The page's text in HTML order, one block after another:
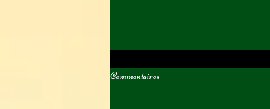
Commentaires